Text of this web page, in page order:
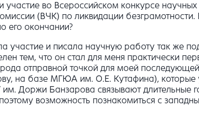
участие во Всероссийском конкурсе
(ВЧК) по ликвидации
его окончании?
участие и писала научную работу так же
тем, что он стал для меня практически
рода отправной точкой для моей
на базе МГЮА им. О.Е. Кутафина), которые
Доржи Банзарова связывают длительные
возможность познакомиться с